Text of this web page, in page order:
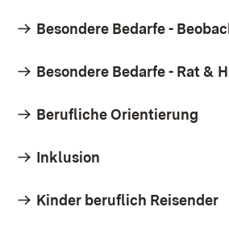
Besondere Bedarfe -
Besondere Bedarfe - Rat &
Berufliche Orientierung
Inklusion
Kinder beruflich Reisender